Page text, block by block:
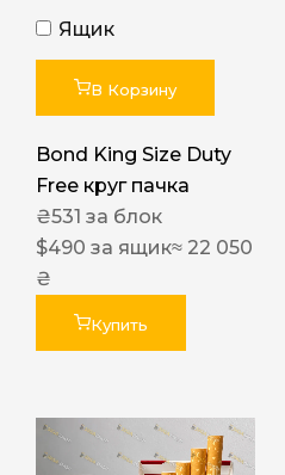
Ящик
В Корзину
Bond King Size Duty
Free круг пачка
₴531 за блок
$490 за ящик≈ 22 050
₴
Купить